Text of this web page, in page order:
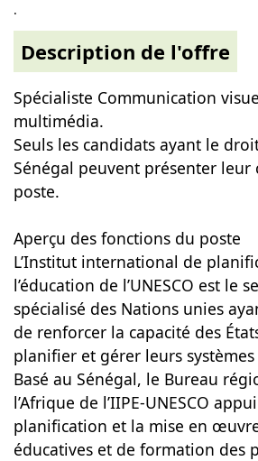
.
Description de l'offre
Spécialiste Communication
multimédia.
Seuls les candidats ayant le
Sénégal peuvent présenter leur
poste.
Aperçu des fonctions du poste
L’Institut international de
l’éducation de l’UNESCO est le
spécialisé des Nations unies
de renforcer la capacité des
planifier et gérer leurs
Basé au Sénégal, le Bureau
l’Afrique de l’IIPE-UNESCO
planification et la mise en
éducatives et de formation des